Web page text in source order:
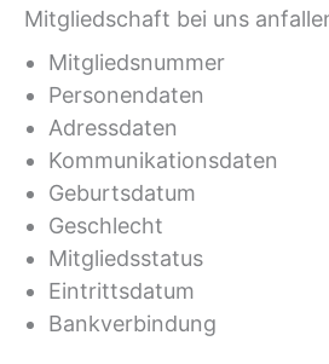
Mitgliedschaft bei uns
Mitgliedsnummer
Personendaten
Adressdaten
Kommunikationsdaten
Geburtsdatum
Geschlecht
Mitgliedsstatus
Eintrittsdatum
Bankverbindung